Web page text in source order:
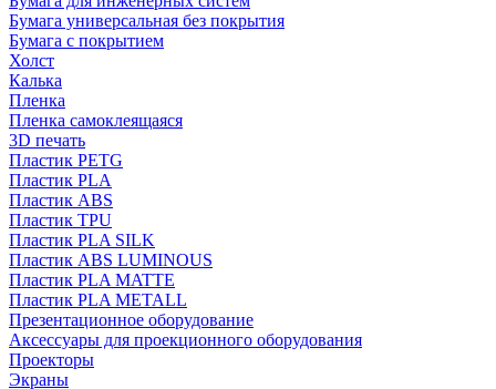
Бумага универсальная без покрытия
Бумага с покрытием
Холст
Калька
Пленка
Пленка самоклеящаяся
3D печать
Пластик PETG
Пластик PLA
Пластик ABS
Пластик TPU
Пластик PLA SILK
Пластик ABS LUMINOUS
Пластик PLA MATTE
Пластик PLA METALL
Презентационное оборудование
Аксессуары для проекционного оборудования
Проекторы
Экраны